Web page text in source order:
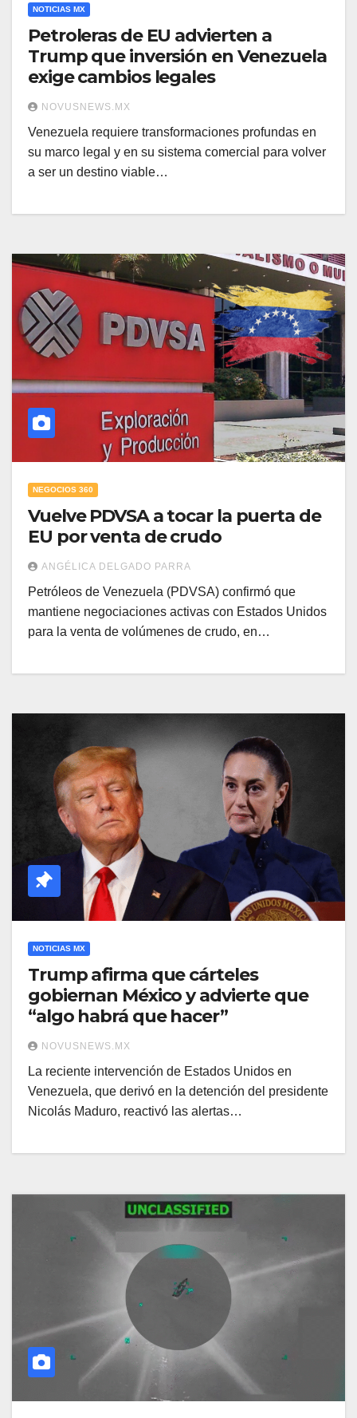
NOTICIAS MX
Petroleras de EU advierten a
Trump que inversión en Venezuela
exige cambios legales
NOVUSNEWS.MX
Venezuela requiere transformaciones profundas en
su marco legal y en su sistema comercial para volver
a ser un destino viable…
NEGOCIOS 360
Vuelve PDVSA a tocar la puerta de
EU por venta de crudo
ANGÉLICA DELGADO PARRA
Petróleos de Venezuela (PDVSA) confirmó que
mantiene negociaciones activas con Estados Unidos
para la venta de volúmenes de crudo, en…
NOTICIAS MX
Trump afirma que cárteles
gobiernan México y advierte que
“algo habrá que hacer”
NOVUSNEWS.MX
La reciente intervención de Estados Unidos en
Venezuela, que derivó en la detención del presidente
Nicolás Maduro, reactivó las alertas…